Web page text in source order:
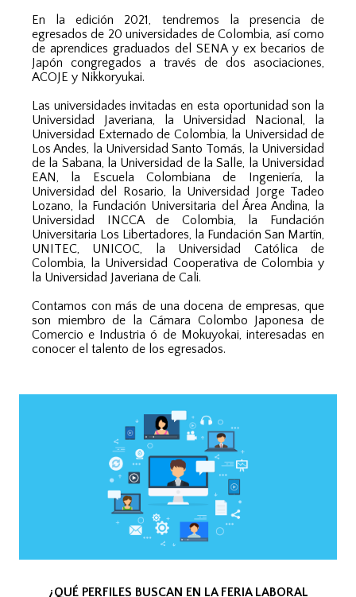
En la edición 2021, tendremos la presencia de
egresados de 20 universidades de Colombia, así como
de aprendices graduados del SENA y ex becarios de
Japón congregados a través de dos asociaciones,
ACOJE y Nikkoryukai.
Las universidades invitadas en esta oportunidad son la
Universidad Javeriana, la Universidad Nacional, la
Universidad Externado de Colombia, la Universidad de
Los Andes, la Universidad Santo Tomás, la Universidad
de la Sabana, la Universidad de la Salle, la Universidad
EAN, la Escuela Colombiana de Ingeniería, la
Universidad del Rosario, la Universidad Jorge Tadeo
Lozano, la Fundación Universitaria del Área Andina, la
Universidad INCCA de Colombia, la Fundación
Universitaria Los Libertadores, la Fundación San Martín,
UNITEC, UNICOC, la Universidad Católica de
Colombia, la Universidad Cooperativa de Colombia y
la Universidad Javeriana de Cali.
Contamos con más de una docena de empresas, que
son miembro de la Cámara Colombo Japonesa de
Comercio e Industria ó de Mokuyokai, interesadas en
conocer el talento de los egresados.
¿QUÉ PERFILES BUSCAN EN LA FERIA LABORAL